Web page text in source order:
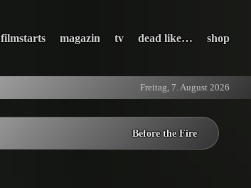
filmstarts magazin tv dead like… shop
Freitag, 7. August 2026
Before the Fire